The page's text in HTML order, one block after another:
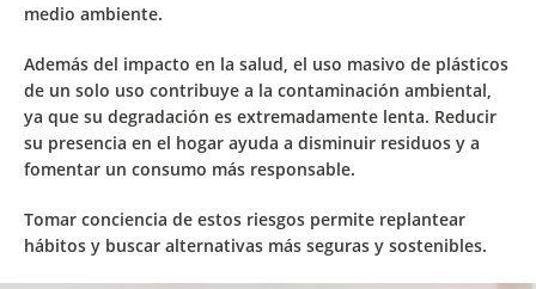
medio ambiente.
Además del impacto en la salud, el uso masivo de plásticos
de un solo uso contribuye a la contaminación ambiental,
ya que su degradación es extremadamente lenta. Reducir
su presencia en el hogar ayuda a disminuir residuos y a
fomentar un consumo más responsable.
Tomar conciencia de estos riesgos permite replantear
hábitos y buscar alternativas más seguras y sostenibles.